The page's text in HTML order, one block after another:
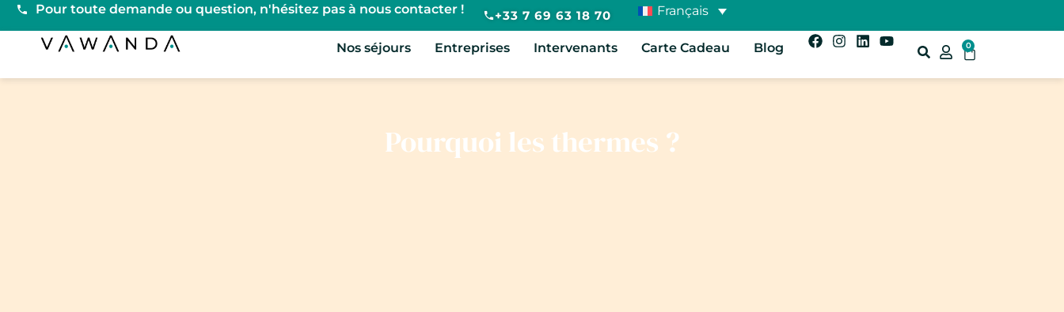
Pour toute demande ou question, n'hésitez pas à nous contacter ! +33 7 69 63 18 70 Français
Vawanda Nos séjours Entreprises Intervenants Carte Cadeau Blog 0
Pourquoi les thermes ?